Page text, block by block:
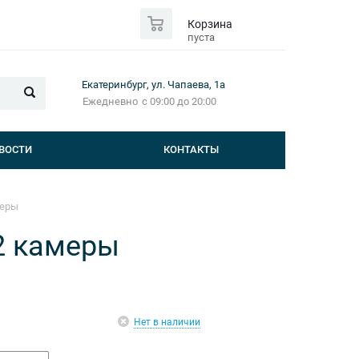
Корзина
пуста
Екатеринбург, ул. Чапаева, 1а
Ежедневно с 09:00 до 20:00
КОНТАКТЫ
камеры
Нет в наличии